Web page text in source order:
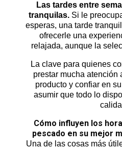
Las tardes entre
tranquilas.Si le
esperas, una tarde
ofrecerle una
relajada, aunque la
La clave para quienes
prestar mucha atención
producto y confiar en
asumir que todo lo
Cómo influyen los
pescado en su mejor
Una de las cosas más